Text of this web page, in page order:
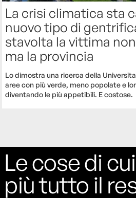
La crisi climatica sta
nuovo tipo di
stavolta la vittima
ma la provincia
Lo dimostra una ricerca della
aree con più verde, meno popolate e
diventando le più appetibili. E costose.
Le cose di
più tutto il